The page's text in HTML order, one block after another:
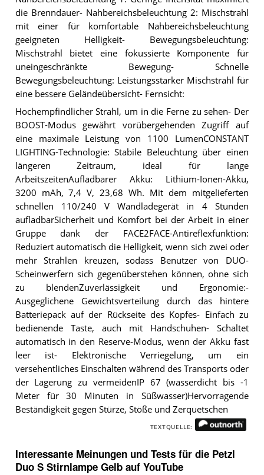
die Brenndauer- Nahbereichsbeleuchtung 2: Mischstrahl
mit einer für komfortable Nahbereichsbeleuchtung
geeigneten Helligkeit- Bewegungsbeleuchtung:
Mischstrahl bietet eine fokussierte Komponente für
uneingeschränkte Bewegung- Schnelle
Bewegungsbeleuchtung: Leistungsstarker Mischstrahl für
eine bessere Geländeübersicht- Fernsicht:
Hochempfindlicher Strahl, um in die Ferne zu sehen- Der
BOOST-Modus gewährt vorübergehenden Zugriff auf
eine maximale Leistung von 1100 LumenCONSTANT
LIGHTING-Technologie: Stabile Beleuchtung über einen
längeren Zeitraum, ideal für lange
ArbeitszeitenAufladbarer Akku: Lithium-Ionen-Akku,
3200 mAh, 7,4 V, 23,68 Wh. Mit dem mitgelieferten
schnellen 110/240 V Wandladegerät in 4 Stunden
aufladbarSicherheit und Komfort bei der Arbeit in einer
Gruppe dank der FACE2FACE-Antireflexfunktion:
Reduziert automatisch die Helligkeit, wenn sich zwei oder
mehr Strahlen kreuzen, sodass Benutzer von DUO-
Scheinwerfern sich gegenüberstehen können, ohne sich
zu blendenZuverlässigkeit und Ergonomie:-
Ausgeglichene Gewichtsverteilung durch das hintere
Batteriepack auf der Rückseite des Kopfes- Einfach zu
bedienende Taste, auch mit Handschuhen- Schaltet
automatisch in den Reserve-Modus, wenn der Akku fast
leer ist- Elektronische Verriegelung, um ein
versehentliches Einschalten während des Transports oder
der Lagerung zu vermeidenIP 67 (wasserdicht bis -1
Meter für 30 Minuten in Süßwasser)Hervorragende
Beständigkeit gegen Stürze, Stöße und Zerquetschen
TEXTQUELLE:
Interessante Meinungen und Tests für die Petzl
Duo S Stirnlampe Gelb auf YouTube